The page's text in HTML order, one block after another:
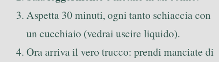
Aspetta 30 minuti, ogni tanto schiaccia con
un cucchiaio (vedrai uscire liquido).
Ora arriva il vero trucco: prendi manciate di